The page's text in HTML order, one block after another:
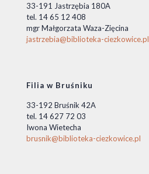
33-191 Jastrzębia 180A
tel. 14 65 12 408
mgr Małgorzata Waza-Zięcina
jastrzebia@biblioteka-ciezkowice.pl
Filia w Bruśniku
33-192 Bruśnik 42A
tel. 14 627 72 03
Iwona Wietecha
brusnik@biblioteka-ciezkowice.pl